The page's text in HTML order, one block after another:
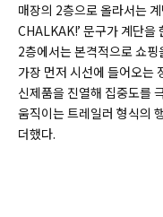
매장의 2층으로 올라서는
CHALKAK!’ 문구가 계단을
2층에서는 본격적으로 쇼
가장 먼저 시선에 들어오는
신제품을 진열해 집중도를
움직이는 트레일러 형식의
더했다.